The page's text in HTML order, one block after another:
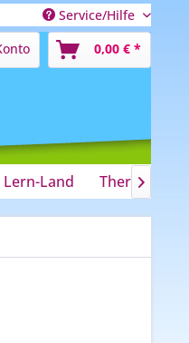
Service/Hilfe
0,00 € *
Lern-Land Therapie-
